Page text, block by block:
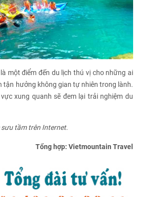
một điểm đến du lịch thú vị cho những ai
tận hưởng không gian tự nhiên trong lành.
xung quanh sẽ đem lại trải nghiệm du
tầm trên Internet.
Tổng hợp: Vietmountain Travel